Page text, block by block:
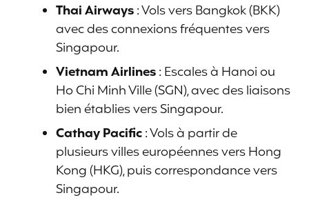
Thai Airways: Vols vers Bangkok (BKK)
avec des connexions fréquentes vers
Singapour.
Vietnam Airlines: Escales à Hanoi ou
Ho Chi Minh Ville (SGN), avec des liaisons
bien établies vers Singapour.
Cathay Pacific: Vols à partir de
plusieurs villes européennes vers Hong
Kong (HKG), puis correspondance vers
Singapour.